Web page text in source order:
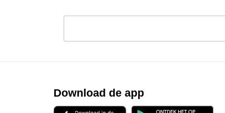
Download de app